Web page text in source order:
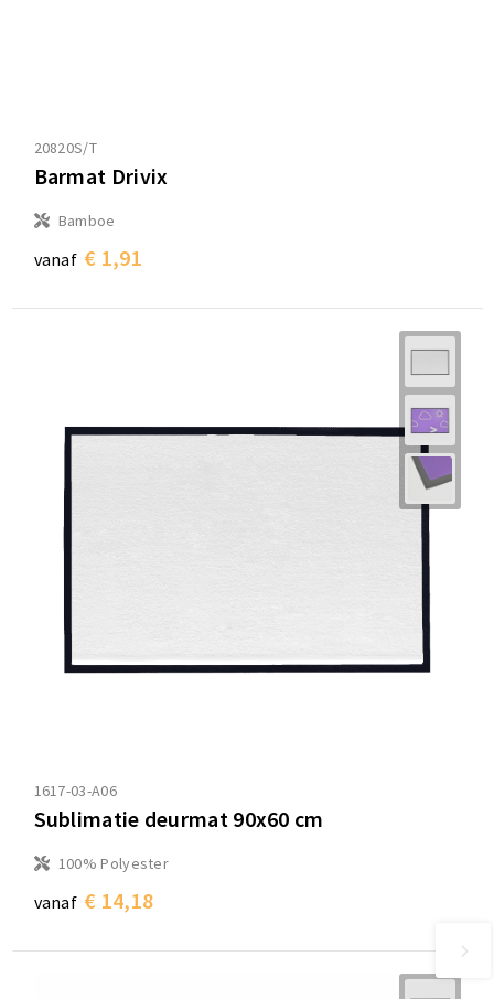
20820S/T
Barmat Drivix
Bamboe
vanaf € 1,91
1617-03-A06
Sublimatie deurmat 90x60 cm
100% Polyester
vanaf € 14,18